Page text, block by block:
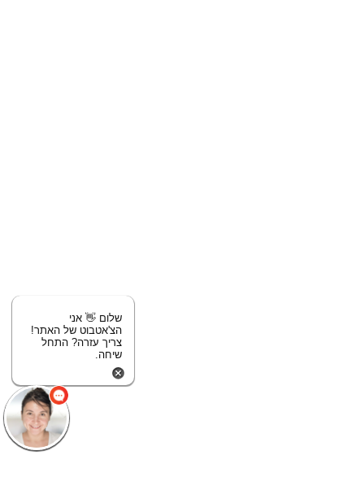
שלום 👋 אני
הצ'אטבוט של האתר!
צריך עזרה? התחל
שיחה.